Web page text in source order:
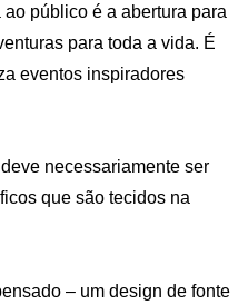
público é a abertura para
para toda a vida. É
eventos inspiradores
necessariamente ser
que são tecidos na
– um design de fonte